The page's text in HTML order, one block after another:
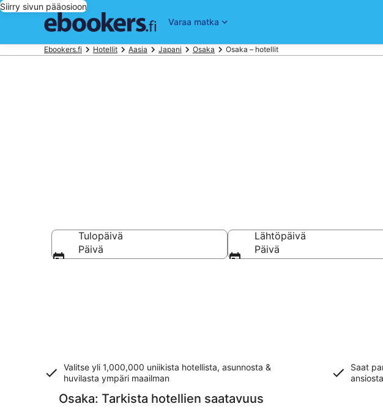
Siirry sivun pääosioon
Varaa matka
Ebookers.fi Hotellit Aasia Japani Osaka Osaka – hotellit
Tulopäivä
Päivä
Lähtöpäivä
Päivä
Valitse yli 1,000,000 uniikista hotellista, asunnosta &
huvilasta ympäri maailman
Saat
ansiosta
Osaka: Tarkista hotellien saatavuus